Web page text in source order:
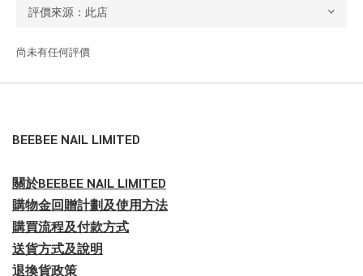
尚未有任何評價
BEEBEE NAIL LIMITED
關於BEEBEE NAIL LIMITED
購物金回贈計劃及使用方法
購買流程及付款方式
送貨方式及說明
退換貨政策